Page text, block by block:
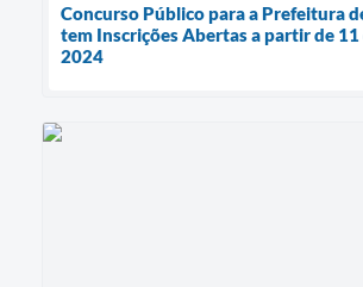
Concurso Público para a Prefeitura
tem Inscrições Abertas a partir de 11
2024